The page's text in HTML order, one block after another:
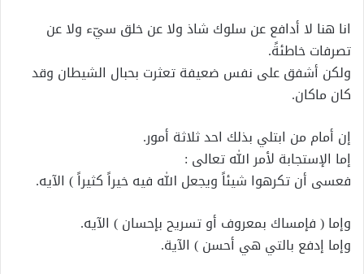
انا هنا لا أدافع عن سلوك شاذ ولا عن خلق سيّء ولا عن
تصرفات خاطئةً.
ولكن أشفق على نفس ضعيفة تعثرت بحبال الشيطان وقد
كان ماكان.
إن أمام من ابتلي بذلك احد ثلاثة أمور.
إما الإستجابة لأمر الله تعالى :
فعسى أن تكرهوا شيئاً ويجعل الله فيه خيراً كثيراً ) الآيه.
وإما ( فإمساك بمعروف أو تسريح بإحسان ) الآيه.
وإما إدفع بالتي هي أحسن ) الآية.